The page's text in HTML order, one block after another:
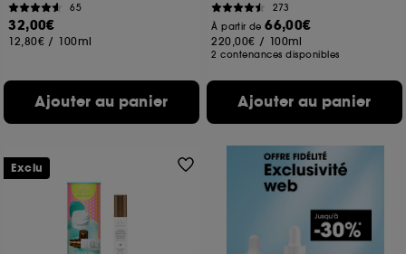
65
32,00€
12,80€ / 100ml
Ajouter au panier
273
À partir de66,00€
220,00€ / 100ml
2 contenances disponibles
Ajouter au panier
Exclu